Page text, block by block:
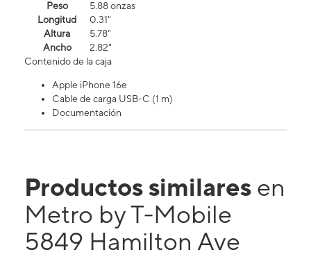
Peso
5.88 onzas
Longitud
0.31"
Altura
5.78"
Ancho
2.82"
Contenido de la caja
Apple iPhone 16e
Cable de carga USB-C (1 m)
Documentación
Productos similares en
Metro by T-Mobile
5849 Hamilton Ave